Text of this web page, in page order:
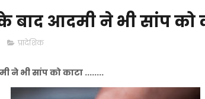
बाद आदमी ने भी सांप को
प्रादेशिक
ने भी सांप को काटा ........